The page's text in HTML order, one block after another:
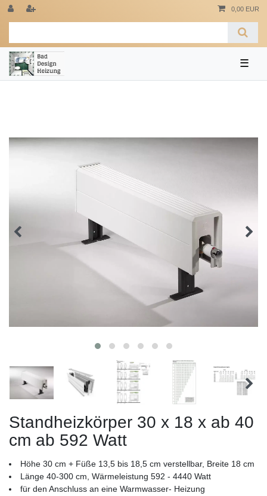
0,00 EUR
☰
Standheizkörper 30 x 18 x ab 40
cm ab 592 Watt
Höhe 30 cm + Füße 13,5 bis 18,5 cm verstellbar, Breite 18 cm
Länge 40-300 cm, Wärmeleistung 592 - 4440 Watt
für den Anschluss an eine Warmwasser- Heizung